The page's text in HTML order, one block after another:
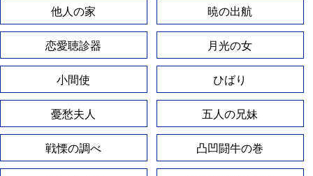
他人の家 暁の出航
恋愛聴診器 月光の女
小間使 ひばり
憂愁夫人 五人の兄妹
戦慄の調べ 凸凹闘牛の巻